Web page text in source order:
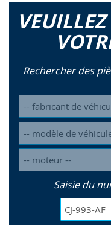
Rechercher des
Saisie du